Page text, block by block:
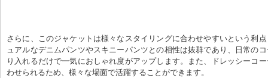
さらに、このジャケットは様々なスタイリングに合わせやすいという利
ュアルなデニムパンツやスキニーパンツとの相性は抜群であり、日常の
り入れるだけで一気におしゃれ度がアップします。また、ドレッシーコ
わせられるため、様々な場面で活躍することができます。